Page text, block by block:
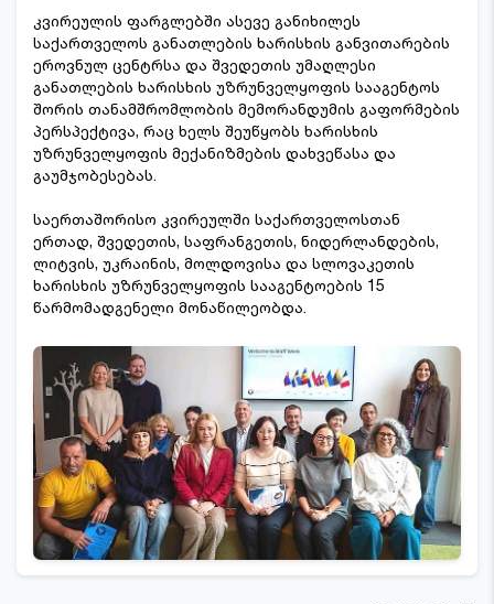
კვირეულის ფარგლებში ასევე განიხილეს
საქართველოს განათლების ხარისხის განვითარების
ეროვნულ ცენტრსა და შვედეთის უმაღლესი
განათლების ხარისხის უზრუნველყოფის სააგენტოს
შორის თანამშრომლობის მემორანდუმის გაფორმების
პერსპექტივა, რაც ხელს შეუწყობს ხარისხის
უზრუნველყოფის მექანიზმების დახვეწასა და
გაუმჯობესებას.
საერთაშორისო კვირეულში საქართველოსთან
ერთად, შვედეთის, საფრანგეთის, ნიდერლანდების,
ლიტვის, უკრაინის, მოლდოვისა და სლოვაკეთის
ხარისხის უზრუნველყოფის სააგენტოების 15
წარმომადგენელი მონაწილეობდა.